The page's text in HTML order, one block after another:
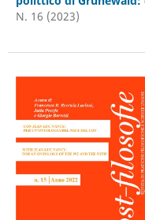
N. 16 (2023)